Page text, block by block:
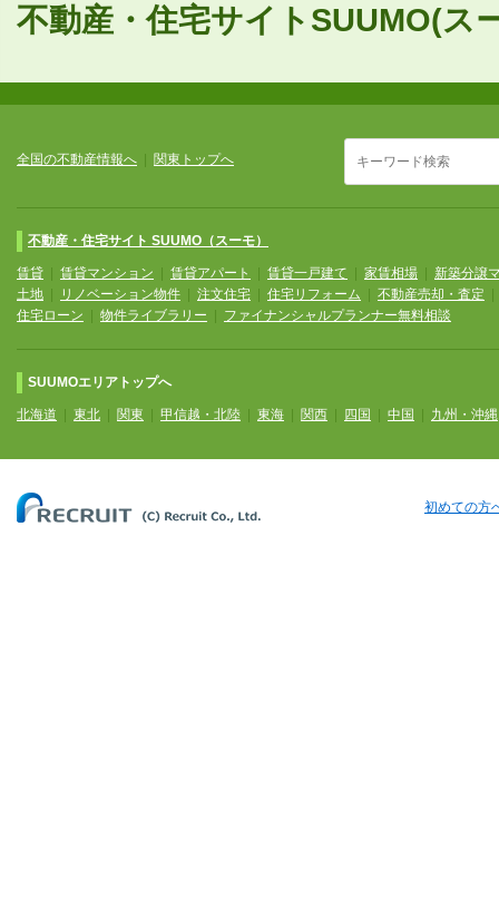
不動産・住宅サイトSUUMO(ス
全国の不動産情報へ 関東トップへ
不動産・住宅サイト SUUMO（スーモ）
賃貸 賃貸マンション 賃貸アパート 賃貸一戸建て 家賃相場
新築分譲
土地
リノベーション物件 注文住宅 住宅リフォーム 不動産売却・査定
住宅ローン
物件ライブラリー ファイナンシャルプランナー無料相談
SUUMOエリアトップへ
北海道 東北 関東 甲信越・北陸 東海 関西 四国 中国 九州・沖縄
初めての方